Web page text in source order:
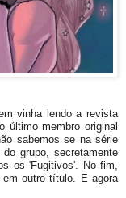
vinha lendo a revista
último membro original
sabemos se na série
grupo, secretamente
os 'Fugitivos'. No fim,
outro título. E agora